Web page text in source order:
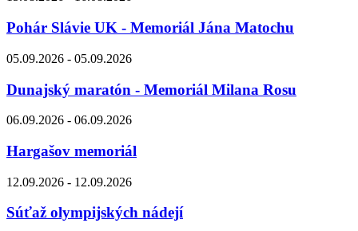
Pohár Slávie UK - Memoriál Jána Matochu
05.09.2026 - 05.09.2026
Dunajský maratón - Memoriál Milana Rosu
06.09.2026 - 06.09.2026
Hargašov memoriál
12.09.2026 - 12.09.2026
Súťaž olympijských nádejí